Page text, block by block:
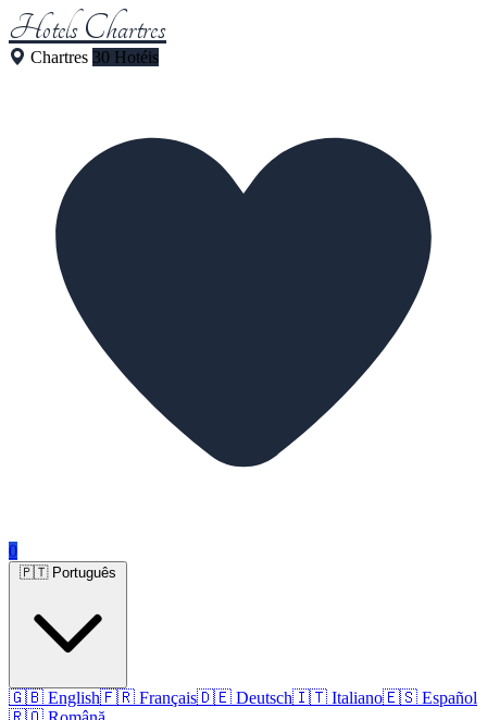
Hotels Chartres
Chartres 30 Hotéis
0
🇬🇧 English🇫🇷 Français🇩🇪 Deutsch🇮🇹 Italiano🇪🇸 Español